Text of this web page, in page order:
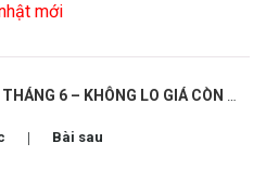
mới
6 – KHÔNG LO GIÁ CÒN NHẬN QUÀ
Bài sau